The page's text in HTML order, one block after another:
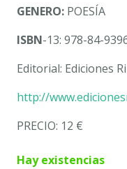
GENERO: POESÍA
ISBN-13: 978-84-
Editorial: Ediciones
http://
PRECIO: 12 €
Hay existencias